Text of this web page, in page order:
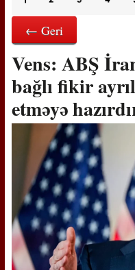
← Geri
Vens: ABŞ
bağlı fikir
etməyə